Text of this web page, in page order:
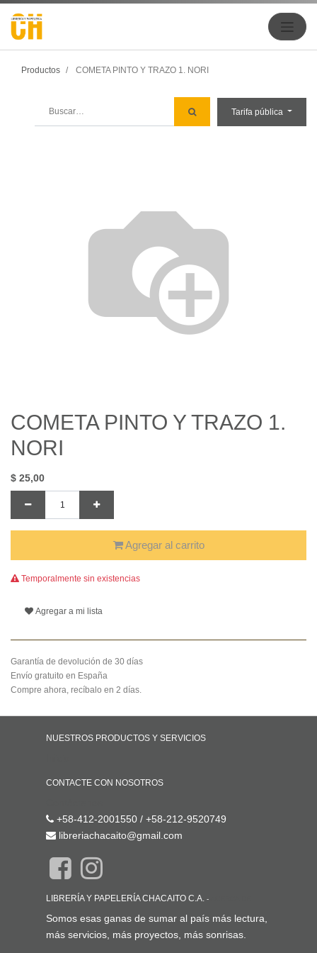
Productos COMETA PINTO Y TRAZO 1. NORI
Tarifa pública
COMETA PINTO Y TRAZO 1.
NORI
$ 25,00
Agregar al carrito
Temporalmente sin existencias
Agregar a mi lista
Garantía de devolución de 30 días
Envío gratuito en España
Compre ahora, recíbalo en 2 días.
NUESTROS PRODUCTOS Y SERVICIOS
CONTACTE CON NOSOTROS
+58-412-2001550 / +58-212-9520749
libreriachacaito@gmail.com
LIBRERÍA Y PAPELERÍA CHACAITO C.A. -
Somos esas ganas de sumar al país más lectura,
más servicios, más proyectos, más sonrisas.